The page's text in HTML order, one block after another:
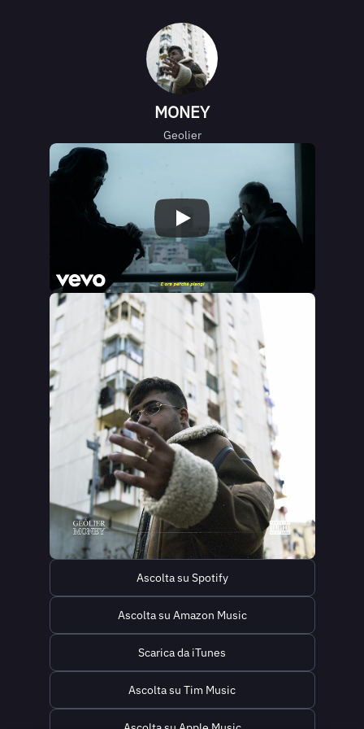
MONEY
Geolier
Ascolta su Spotify
Ascolta su Amazon Music
Scarica da iTunes
Ascolta su Tim Music